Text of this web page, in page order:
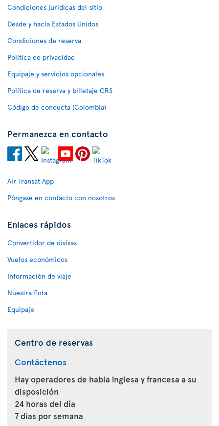
Condiciones jurídicas del sitio
Desde y hacia Estados Unidos
Condiciones de reserva
Política de privacidad
Equipaje y servicios opcionales
Política de reserva y billetaje CRS
Código de conducta (Colombia)
Permanezca en contacto
Air Transat App
Póngase en contacto con nosotros
Enlaces rápidos
Convertidor de divisas
Vuelos económicos
Información de viaje
Nuestra flota
Equipaje
Centro de reservas
Contáctenos
Hay operadores de habla inglesa y francesa a su
disposición
24 horas del día
7 días por semana